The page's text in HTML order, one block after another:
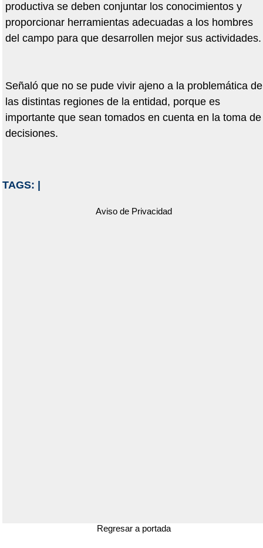
productiva se deben conjuntar los conocimientos y
proporcionar herramientas adecuadas a los hombres
del campo para que desarrollen mejor sus actividades.
Señaló que no se pude vivir ajeno a la problemática de
las distintas regiones de la entidad, porque es
importante que sean tomados en cuenta en la toma de
decisiones.
TAGS:
Aviso de Privacidad
Regresar a portada